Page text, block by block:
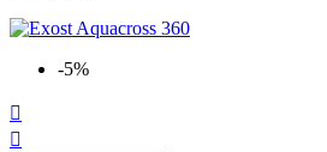
-5%

